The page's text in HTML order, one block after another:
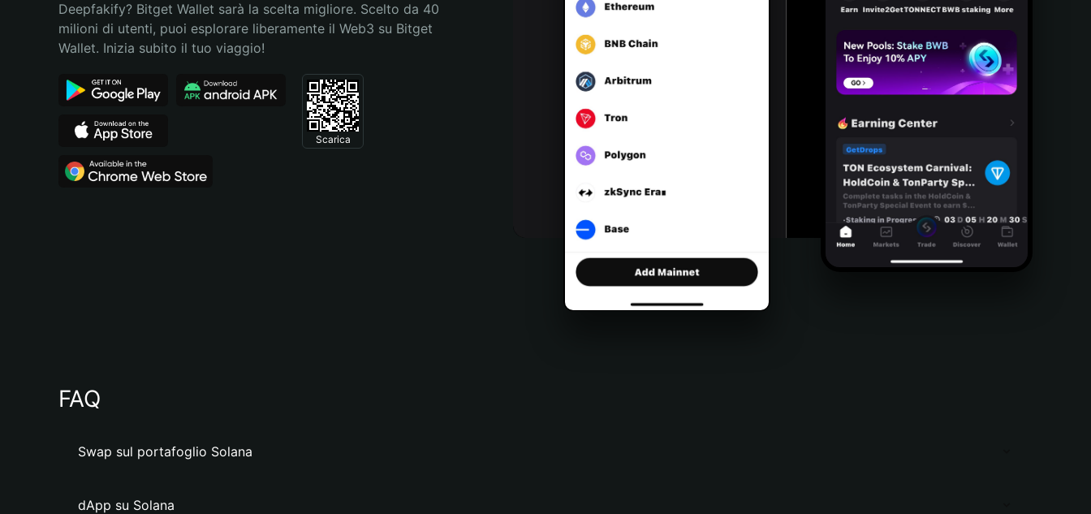
Português (Brasil)
Deepfakify? Bitget Wallet sarà la scelta migliore. Scelto da 40
milioni di utenti, puoi esplorare liberamente il Web3 su Bitget
Wallet. Inizia subito il tuo viaggio!
Scarica
FAQ
Swap sul portafoglio Solana
dApp su Solana